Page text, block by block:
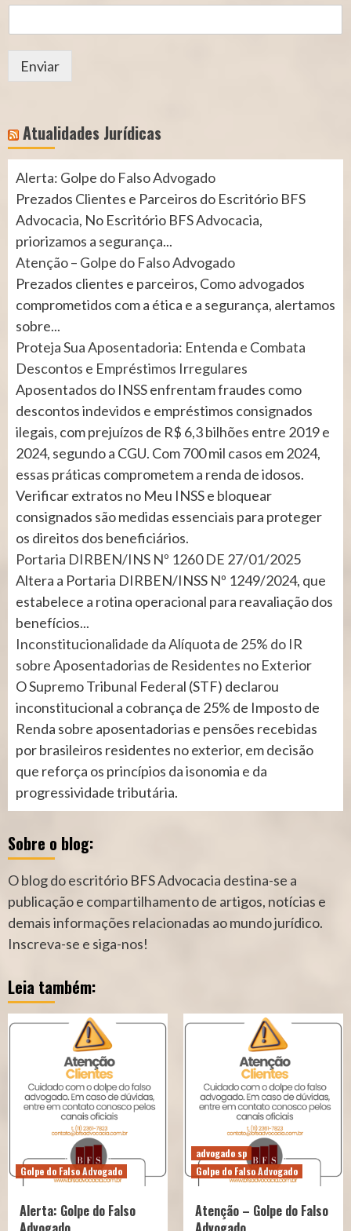
Enviar
Atualidades Jurídicas
Alerta: Golpe do Falso Advogado
Prezados Clientes e Parceiros do Escritório BFS
Advocacia, No Escritório BFS Advocacia,
priorizamos a segurança...
Atenção – Golpe do Falso Advogado
Prezados clientes e parceiros, Como advogados
comprometidos com a ética e a segurança, alertamos
sobre...
Proteja Sua Aposentadoria: Entenda e Combata
Descontos e Empréstimos Irregulares
Aposentados do INSS enfrentam fraudes como
descontos indevidos e empréstimos consignados
ilegais, com prejuízos de R$ 6,3 bilhões entre 2019 e
2024, segundo a CGU. Com 700 mil casos em 2024,
essas práticas comprometem a renda de idosos.
Verificar extratos no Meu INSS e bloquear
consignados são medidas essenciais para proteger
os direitos dos beneficiários.
Portaria DIRBEN/INS Nº 1260 DE 27/01/2025
Altera a Portaria DIRBEN/INSS Nº 1249/2024, que
estabelece a rotina operacional para reavaliação dos
benefícios...
Inconstitucionalidade da Alíquota de 25% do IR
sobre Aposentadorias de Residentes no Exterior
O Supremo Tribunal Federal (STF) declarou
inconstitucional a cobrança de 25% de Imposto de
Renda sobre aposentadorias e pensões recebidas
por brasileiros residentes no exterior, em decisão
que reforça os princípios da isonomia e da
progressividade tributária.
Sobre o blog:
O blog do escritório BFS Advocacia destina-se a
publicação e compartilhamento de artigos, notícias e
demais informações relacionadas ao mundo jurídico.
Inscreva-se e siga-nos!
Leia também:
Golpe do Falso Advogado
Alerta: Golpe do Falso
advogado sp
Golpe do Falso Advogado
Atenção – Golpe do Falso